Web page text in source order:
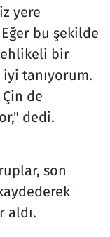
yere
bu şekilde
bir
tanıyorum.
de
dedi.
son
aldı.